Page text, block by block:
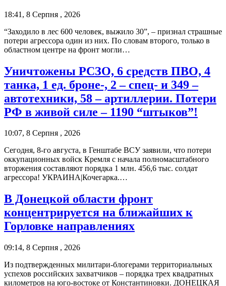
18:41, 8 Серпня , 2026
“Заходило в лес 600 человек, выжило 30”, – признал страшные
потери агрессора один из них. По словам второго, только в
областном центре на фронт могли…
Уничтожены РСЗО, 6 средств ПВО, 4
танка, 1 ед. броне-, 2 – спец- и 349 –
автотехники, 58 – артиллерии. Потери
РФ в живой силе – 1190 “штыков”!
10:07, 8 Серпня , 2026
Сегодня, 8-го августа, в Генштабе ВСУ заявили, что потери
оккупационных войск Кремля с начала полномасштабного
вторжения составляют порядка 1 млн. 456,6 тыс. солдат
агрессора! УКРАИНА|Кочегарка.…
В Донецкой области фронт
концентрируется на ближайших к
Горловке направлениях
09:14, 8 Серпня , 2026
Из подтвержденных милитари-блогерами территориальных
успехов российских захватчиков – порядка трех квадратных
километров на юго-востоке от Константиновки. ДОНЕЦКАЯ